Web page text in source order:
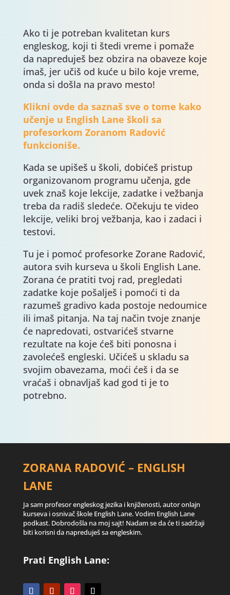
Ako ti je potreban kvalitetan kurs
engleskog, koji ti štedi vreme i pomaže
da napreduješ bez obzira na obaveze koje
imaš, jer učiš od kuće u bilo koje vreme,
onda si došla na pravo mesto!
Klikni ovde da saznaš sve o tome kako
učenje u English Lane školi sa
profesorkom Zoranom Radović
funkcioniše.
Kada se upišeš u školi, dobićeš pristup
organizovanom programu učenja, gde
uvek znaš koje lekcije, zadatke i vežbanja
treba da radiš sledeće. Očekuju te video
lekcije, veliki broj vežbanja, kao i zadaci i
testovi.
Tu je i pomoć profesorke Zorane Radović,
autora svih kurseva u školi English Lane.
Zorana će pratiti tvoj rad, pregledati
zadatke koje pošalješ i pomoći ti da
razumeš gradivo kada postoje nedoumice
ili imaš pitanja. Na taj način tvoje znanje
će napredovati, ostvarićeš stvarne
rezultate na koje ćeš biti ponosna i
zavolećeš engleski. Učićeš u skladu sa
svojim obavezama, moći ćeš i da se
vraćaš i obnavljaš kad god ti je to
potrebno.
ZORANA RADOVIĆ – ENGLISH
LANE
Ja sam profesor engleskog jezika i knjiženosti, autor onlajn
kurseva i osnivač škole English Lane. Vodim English Lane
podkast. Dobrodošla na moj sajt! Nadam se da će ti sadržaji
biti korisni da napreduješ sa engleskim.
Prati English Lane: